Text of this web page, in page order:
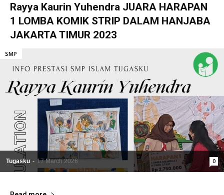
Rayya Kaurin Yuhendra JUARA HARAPAN
1 LOMBA KOMIK STRIP DALAM HANJABA
JAKARTA TIMUR 2023
Tugasku - 17 March 2026 0
SMP